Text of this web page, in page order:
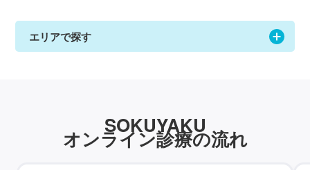
エリアで探す
SOKUYAKU
オンライン診療の流れ